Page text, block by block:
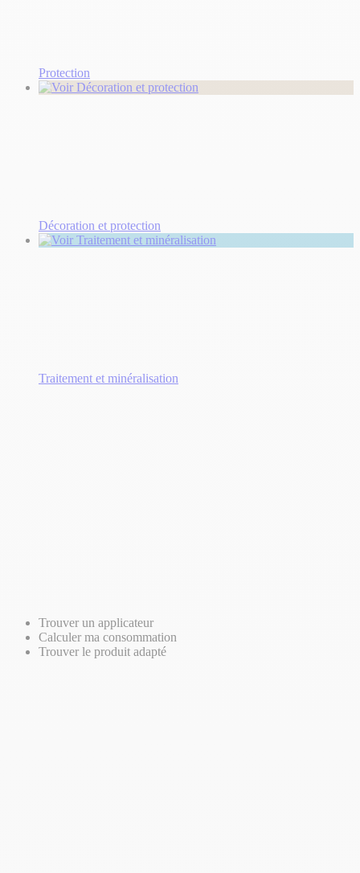
Protection
Décoration et protection
Traitement et minéralisation
Trouver un applicateur
Calculer ma consommation
Trouver le produit adapté